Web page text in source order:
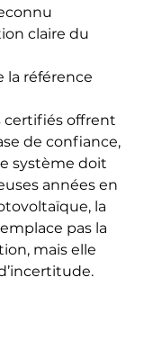
claire du
la référence
certifiés offrent
de confiance,
système doit
années en
la
pas la
mais elle